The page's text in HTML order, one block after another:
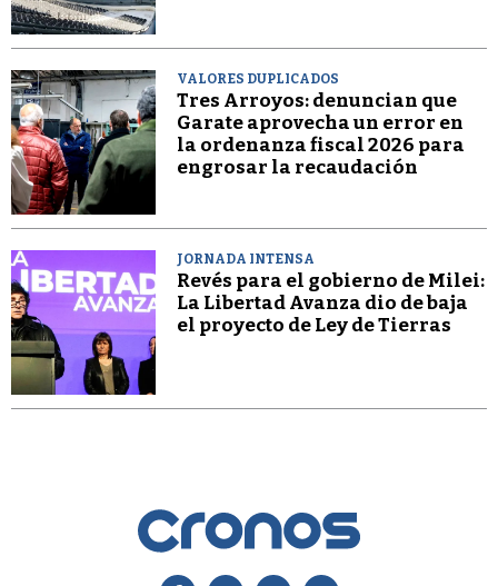
VALORES DUPLICADOS
Tres Arroyos: denuncian que
Garate aprovecha un error en
la ordenanza fiscal 2026 para
engrosar la recaudación
JORNADA INTENSA
Revés para el gobierno de Milei:
La Libertad Avanza dio de baja
el proyecto de Ley de Tierras